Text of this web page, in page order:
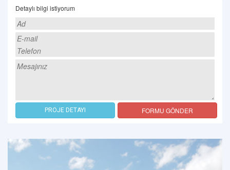
Detaylı bilgi istiyorum
PROJE DETAYI FORMU GÖNDER